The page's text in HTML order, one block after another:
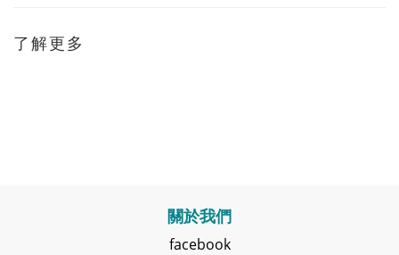
了解更多
關於我們
facebook